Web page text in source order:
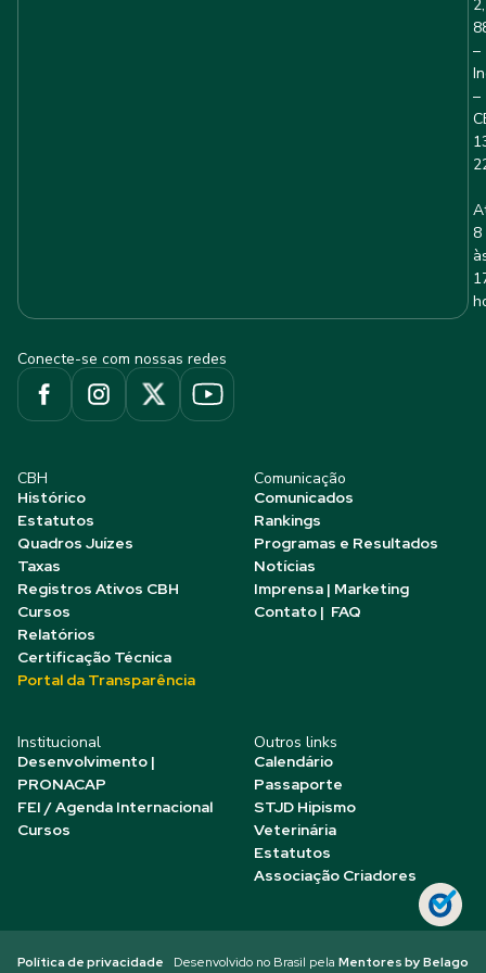
2,
–
–
8
Conecte-se com nossas redes
CBH
Histórico
Estatutos
Quadros Juízes
Taxas
Registros Ativos CBH
Cursos
Relatórios
Certificação Técnica
Portal da Transparência
Comunicação
Comunicados
Rankings
Programas e Resultados
Notícias
Imprensa | Marketing
Contato | FAQ
Institucional
Desenvolvimento |
PRONACAP
FEI / Agenda Internacional
Cursos
Outros links
Calendário
Passaporte
STJD Hipismo
Veterinária
Estatutos
Associação Criadores
Política de privacidade Desenvolvido no Brasil pela Mentores by Belago